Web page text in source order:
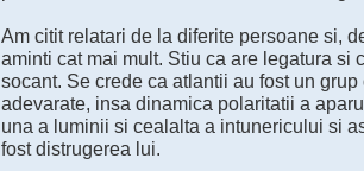
Am citit relatari de la diferite persoane si,
aminti cat mai mult. Stiu ca are legatura si
socant. Se crede ca atlantii au fost un
adevarate, insa dinamica polaritatii a
una a luminii si cealalta a intunericului si
fost distrugerea lui.